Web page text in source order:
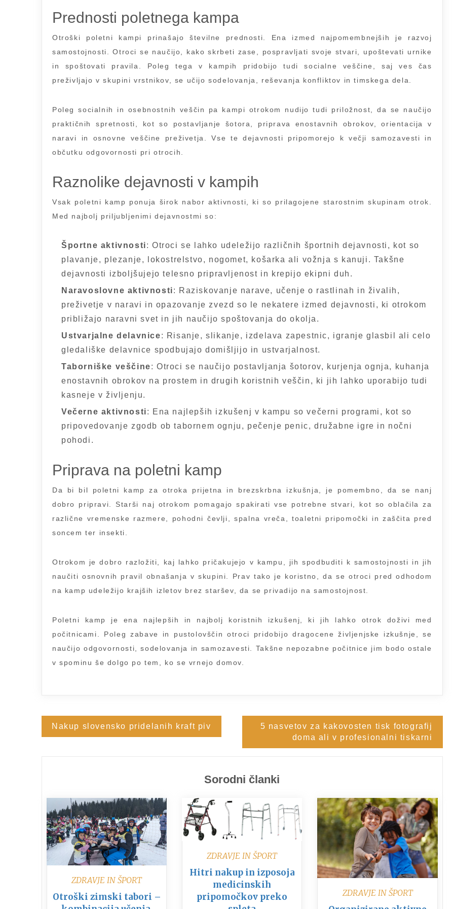
Prednosti poletnega kampa
Otroški poletni kampi prinašajo številne prednosti. Ena izmed najpomembnejših je razvoj
samostojnosti. Otroci se naučijo, kako skrbeti zase, pospravljati svoje stvari, upoštevati urnike
in spoštovati pravila. Poleg tega v kampih pridobijo tudi socialne veščine, saj ves čas
preživljajo v skupini vrstnikov, se učijo sodelovanja, reševanja konfliktov in timskega dela.
Poleg socialnih in osebnostnih veščin pa kampi otrokom nudijo tudi priložnost, da se naučijo
praktičnih spretnosti, kot so postavljanje šotora, priprava enostavnih obrokov, orientacija v
naravi in osnovne veščine preživetja. Vse te dejavnosti pripomorejo k večji samozavesti in
občutku odgovornosti pri otrocih.
Raznolike dejavnosti v kampih
Vsak poletni kamp ponuja širok nabor aktivnosti, ki so prilagojene starostnim skupinam otrok.
Med najbolj priljubljenimi dejavnostmi so:
Športne aktivnosti: Otroci se lahko udeležijo različnih športnih dejavnosti, kot so
plavanje, plezanje, lokostrelstvo, nogomet, košarka ali vožnja s kanuji. Takšne
dejavnosti izboljšujejo telesno pripravljenost in krepijo ekipni duh.
Naravoslovne aktivnosti: Raziskovanje narave, učenje o rastlinah in živalih,
preživetje v naravi in opazovanje zvezd so le nekatere izmed dejavnosti, ki otrokom
približajo naravni svet in jih naučijo spoštovanja do okolja.
Ustvarjalne delavnice: Risanje, slikanje, izdelava zapestnic, igranje glasbil ali celo
gledališke delavnice spodbujajo domišljijo in ustvarjalnost.
Taborniške veščine: Otroci se naučijo postavljanja šotorov, kurjenja ognja, kuhanja
enostavnih obrokov na prostem in drugih koristnih veščin, ki jih lahko uporabijo tudi
kasneje v življenju.
Večerne aktivnosti: Ena najlepših izkušenj v kampu so večerni programi, kot so
pripovedovanje zgodb ob tabornem ognju, pečenje penic, družabne igre in nočni
pohodi.
Priprava na poletni kamp
Da bi bil poletni kamp za otroka prijetna in brezskrbna izkušnja, je pomembno, da se nanj
dobro pripravi. Starši naj otrokom pomagajo spakirati vse potrebne stvari, kot so oblačila za
različne vremenske razmere, pohodni čevlji, spalna vreča, toaletni pripomočki in zaščita pred
soncem ter insekti.
Otrokom je dobro razložiti, kaj lahko pričakujejo v kampu, jih spodbuditi k samostojnosti in jih
naučiti osnovnih pravil obnašanja v skupini. Prav tako je koristno, da se otroci pred odhodom
na kamp udeležijo krajših izletov brez staršev, da se privadijo na samostojnost.
Poletni kamp je ena najlepših in najbolj koristnih izkušenj, ki jih lahko otrok doživi med
počitnicami. Poleg zabave in pustolovščin otroci pridobijo dragocene življenjske izkušnje, se
naučijo odgovornosti, sodelovanja in samozavesti. Takšne nepozabne počitnice jim bodo ostale
v spominu še dolgo po tem, ko se vrnejo domov.
Navigacija
Nakup slovensko pridelanih kraft piv
5 nasvetov za kakovosten tisk fotografij
doma ali v profesionalni tiskarni
Sorodni članki
ZDRAVJE IN ŠPORT
Otroški zimski tabori –
ZDRAVJE IN ŠPORT
Hitri nakup in izposoja
medicinskih
pripomočkov preko
ZDRAVJE IN ŠPORT